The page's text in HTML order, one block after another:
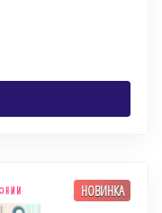
НОВИНКА